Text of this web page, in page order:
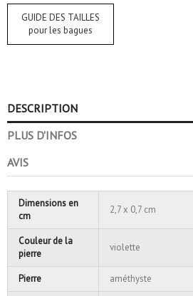
GUIDE DES TAILLES
pour les bagues
DESCRIPTION
PLUS D'INFOS
AVIS
Dimensions en
cm
2,7 x 0,7 cm
Couleur de la
pierre
violette
Pierre améthyste